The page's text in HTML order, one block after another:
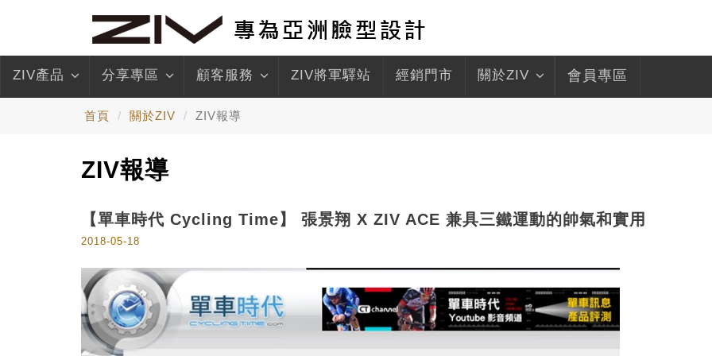
ZIV產品 分享專區 顧客服務 ZIV將軍驛站 經銷門市 關於ZIV 會員專區
首頁 關於ZIV ZIV報導
ZIV報導
【單車時代 Cycling Time】 張景翔 X ZIV ACE 兼具三鐵運動的帥氣和實用
2018-05-18